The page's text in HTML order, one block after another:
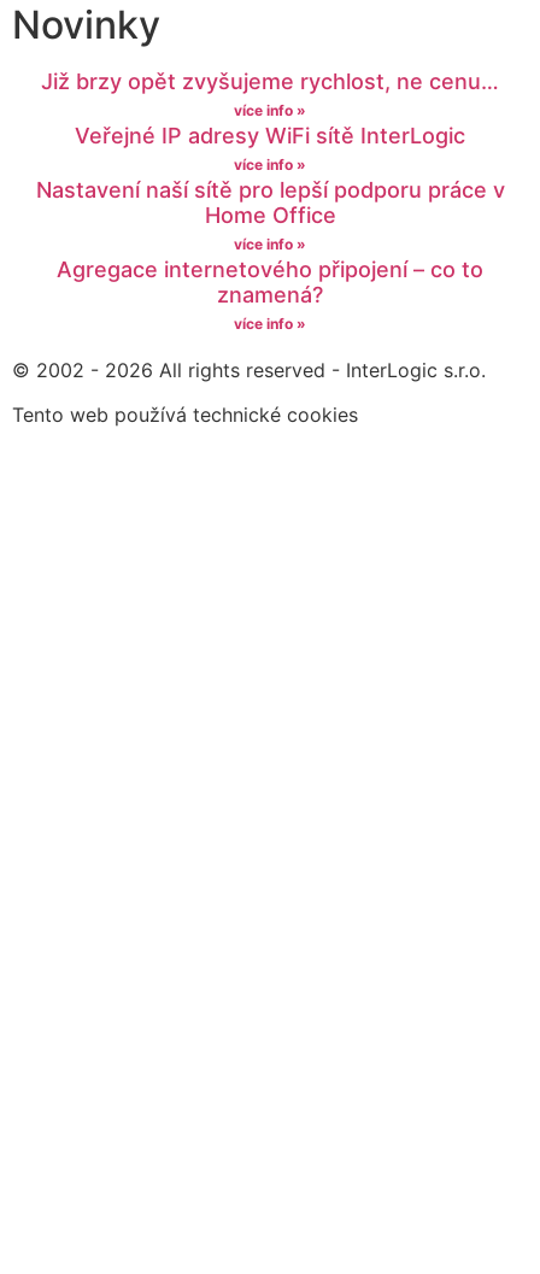
Novinky
Již brzy opět zvyšujeme rychlost, ne cenu…
více info »
Veřejné IP adresy WiFi sítě InterLogic
více info »
Nastavení naší sítě pro lepší podporu práce v
Home Office
více info »
Agregace internetového připojení – co to
znamená?
více info »
© 2002 - 2026 All rights reserved - InterLogic s.r.o.
Tento web používá technické cookies